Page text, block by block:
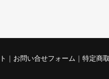
お問い合せフォーム 特定商